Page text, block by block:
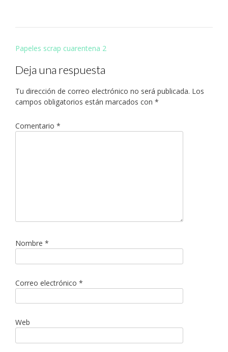
Navegación
entradas
Papeles scrap cuarentena 2
Deja una respuesta
Tu dirección de correo electrónico no será publicada. Los
campos obligatorios están marcados con *
Comentario *
Nombre *
Correo electrónico *
Web